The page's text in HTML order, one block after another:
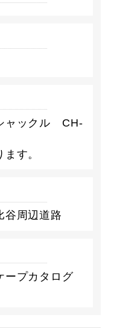
ャックル CH-
す。
谷周辺道路
ープカタログ